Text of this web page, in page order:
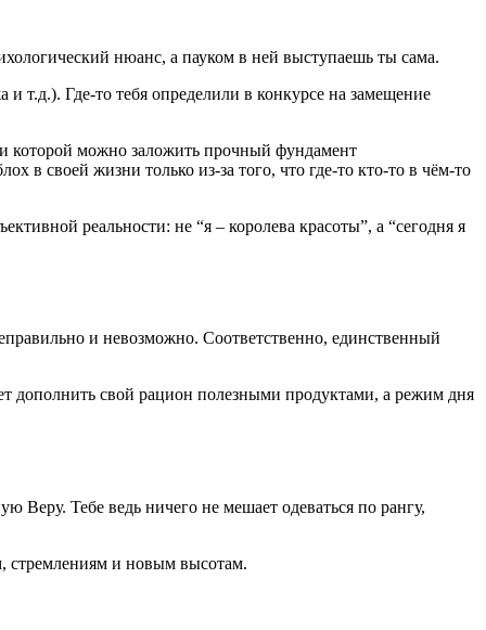
нюанс, а пауком в ней выступаешь ты сама.
т.д.). Где-то тебя определили в конкурсе на замещение
которой можно заложить прочный фундамент
в своей жизни только из-за того, что где-то кто-то в чём-то
реальности: не “я – королева красоты”, а “сегодня я
и невозможно. Соответственно, единственный
дополнить свой рацион полезными продуктами, а режим дня
Веру. Тебе ведь ничего не мешает одеваться по рангу,
стремлениям и новым высотам.